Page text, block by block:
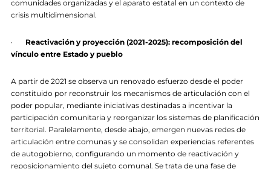
comunidades organizadas y el aparato estatal en un contexto de
crisis multidimensional.
· Reactivación y proyección (2021-2025): recomposición del
vínculo entre Estado y pueblo
A partir de 2021 se observa un renovado esfuerzo desde el poder
constituido por reconstruir los mecanismos de articulación con el
poder popular, mediante iniciativas destinadas a incentivar la
participación comunitaria y reorganizar los sistemas de planificación
territorial. Paralelamente, desde abajo, emergen nuevas redes de
articulación entre comunas y se consolidan experiencias referentes
de autogobierno, configurando un momento de reactivación y
reposicionamiento del sujeto comunal. Se trata de una fase de